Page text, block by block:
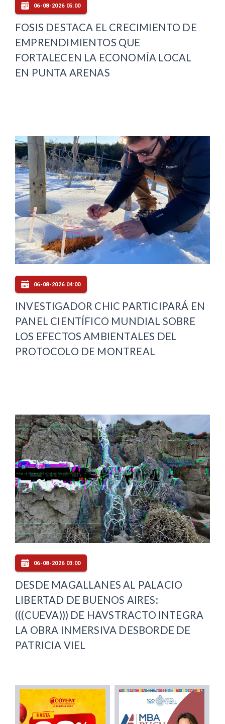
06-08-2026 05:00
FOSIS DESTACA EL CRECIMIENTO DE
EMPRENDIMIENTOS QUE
FORTALECEN LA ECONOMÍA LOCAL
EN PUNTA ARENAS
06-08-2026 04:00
INVESTIGADOR CHIC PARTICIPARÁ EN
PANEL CIENTÍFICO MUNDIAL SOBRE
LOS EFECTOS AMBIENTALES DEL
PROTOCOLO DE MONTREAL
06-08-2026 03:00
DESDE MAGALLANES AL PALACIO
LIBERTAD DE BUENOS AIRES:
(((CUEVA))) DE HAVSTRACTO INTEGRA
LA OBRA INMERSIVA DESBORDE DE
PATRICIA VIEL